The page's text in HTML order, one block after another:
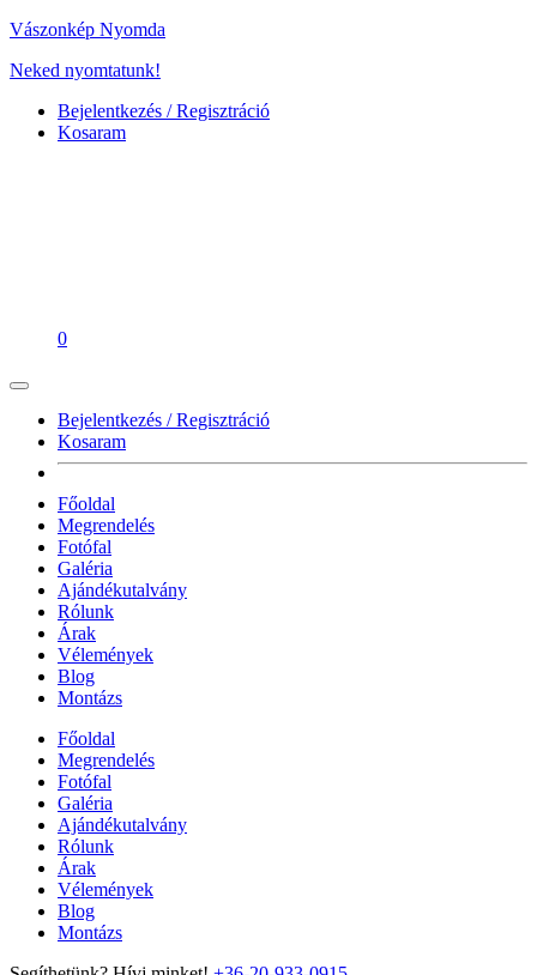
Vászonkép Nyomda
Neked nyomtatunk!
Bejelentkezés / Regisztráció
Kosaram
0
Bejelentkezés / Regisztráció
Kosaram
Főoldal
Megrendelés
Fotófal
Galéria
Ajándékutalvány
Rólunk
Árak
Vélemények
Blog
Montázs
Főoldal
Megrendelés
Fotófal
Galéria
Ajándékutalvány
Rólunk
Árak
Vélemények
Blog
Montázs